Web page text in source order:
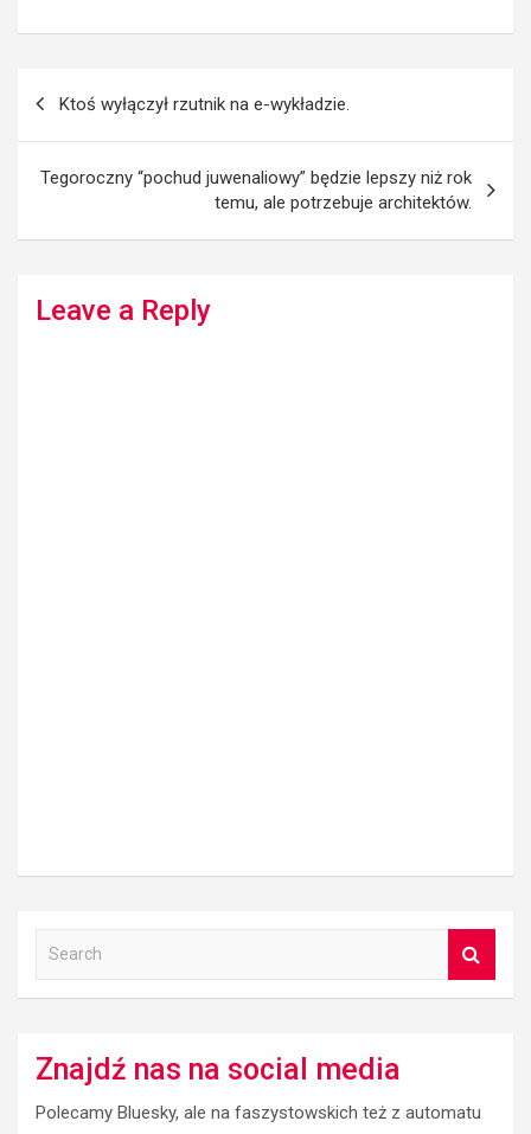
navigation
Ktoś wyłączył rzutnik na e-wykładzie.
Tegoroczny “pochud juwenaliowy” będzie lepszy niż rok
temu, ale potrzebuje architektów.
Leave a Reply
h
Znajdź nas na social media
Polecamy Bluesky, ale na faszystowskich też z automatu